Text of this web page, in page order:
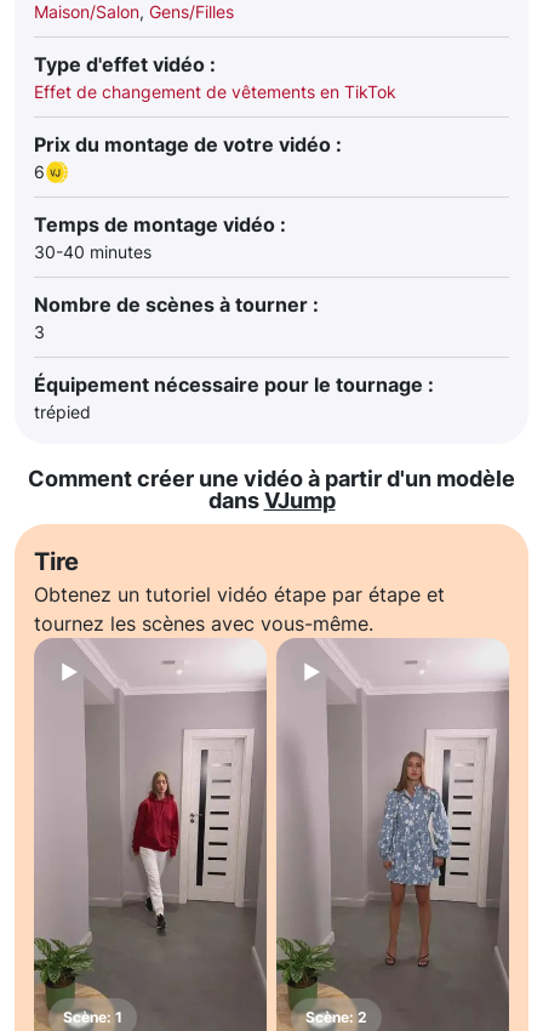
Maison/Salon, Gens/Filles
Type d'effet vidéo :
Effet de changement de vêtements en TikTok
Prix du montage de votre vidéo :
6
Temps de montage vidéo :
30-40 minutes
Nombre de scènes à tourner :
3
Équipement nécessaire pour le tournage :
trépied
Comment créer une vidéo à partir d'un modèle
dansVJump
Tire
Obtenez un tutoriel vidéo étape par étape et
tournez les scènes avec vous-même.